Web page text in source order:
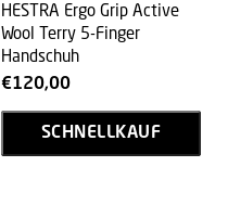
HESTRA Ergo Grip Active
Wool Terry 5-Finger
Handschuh
€120,00
SCHNELLKAUF